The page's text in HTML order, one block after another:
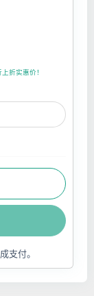
折实惠价！
支付。